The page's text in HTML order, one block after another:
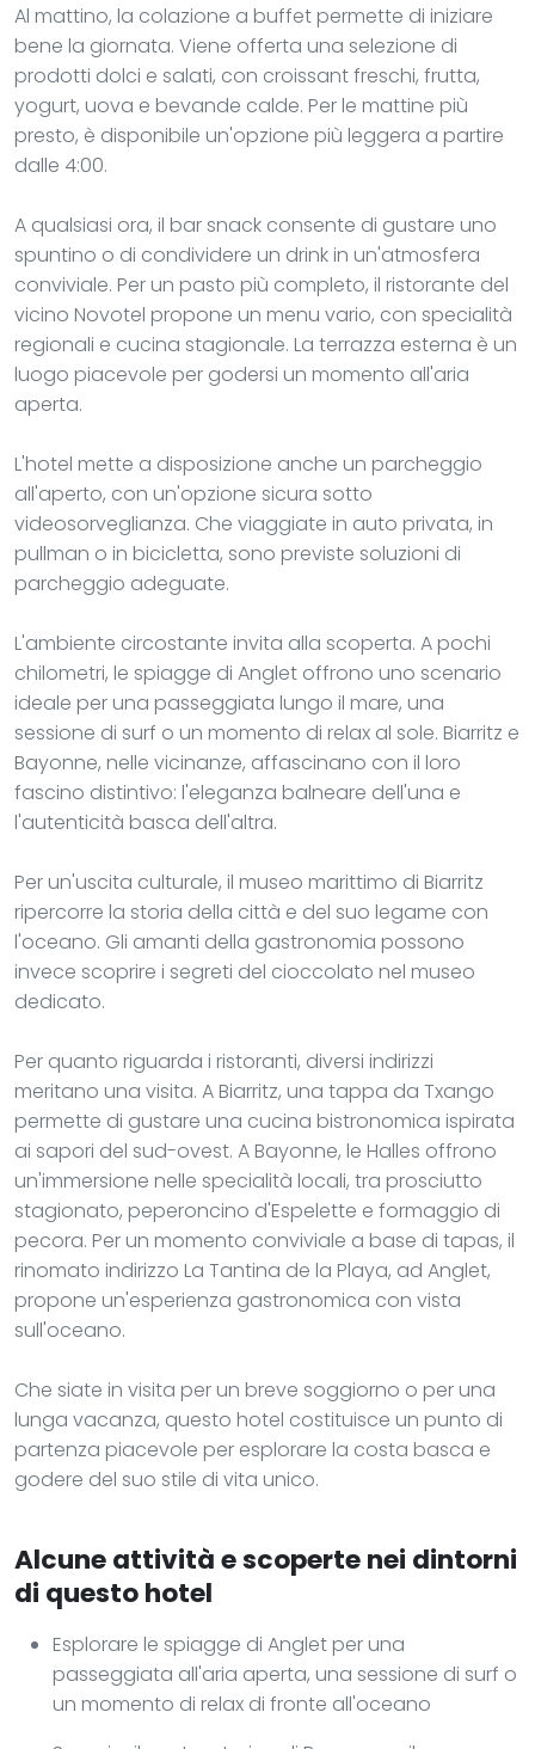
Al mattino, la colazione a buffet permette di iniziare
bene la giornata. Viene offerta una selezione di
prodotti dolci e salati, con croissant freschi, frutta,
yogurt, uova e bevande calde. Per le mattine più
presto, è disponibile un'opzione più leggera a partire
dalle 4:00.
A qualsiasi ora, il bar snack consente di gustare uno
spuntino o di condividere un drink in un'atmosfera
conviviale. Per un pasto più completo, il ristorante del
vicino Novotel propone un menu vario, con specialità
regionali e cucina stagionale. La terrazza esterna è un
luogo piacevole per godersi un momento all'aria
aperta.
L'hotel mette a disposizione anche un parcheggio
all'aperto, con un'opzione sicura sotto
videosorveglianza. Che viaggiate in auto privata, in
pullman o in bicicletta, sono previste soluzioni di
parcheggio adeguate.
L'ambiente circostante invita alla scoperta. A pochi
chilometri, le spiagge di Anglet offrono uno scenario
ideale per una passeggiata lungo il mare, una
sessione di surf o un momento di relax al sole. Biarritz e
Bayonne, nelle vicinanze, affascinano con il loro
fascino distintivo: l'eleganza balneare dell'una e
l'autenticità basca dell'altra.
Per un'uscita culturale, il museo marittimo di Biarritz
ripercorre la storia della città e del suo legame con
l'oceano. Gli amanti della gastronomia possono
invece scoprire i segreti del cioccolato nel museo
dedicato.
Per quanto riguarda i ristoranti, diversi indirizzi
meritano una visita. A Biarritz, una tappa da Txango
permette di gustare una cucina bistronomica ispirata
ai sapori del sud-ovest. A Bayonne, le Halles offrono
un'immersione nelle specialità locali, tra prosciutto
stagionato, peperoncino d'Espelette e formaggio di
pecora. Per un momento conviviale a base di tapas, il
rinomato indirizzo La Tantina de la Playa, ad Anglet,
propone un'esperienza gastronomica con vista
sull'oceano.
Che siate in visita per un breve soggiorno o per una
lunga vacanza, questo hotel costituisce un punto di
partenza piacevole per esplorare la costa basca e
godere del suo stile di vita unico.
Alcune attività e scoperte nei dintorni
di questo hotel
Esplorare le spiagge di Anglet per una
passeggiata all'aria aperta, una sessione di surf o
un momento di relax di fronte all'oceano